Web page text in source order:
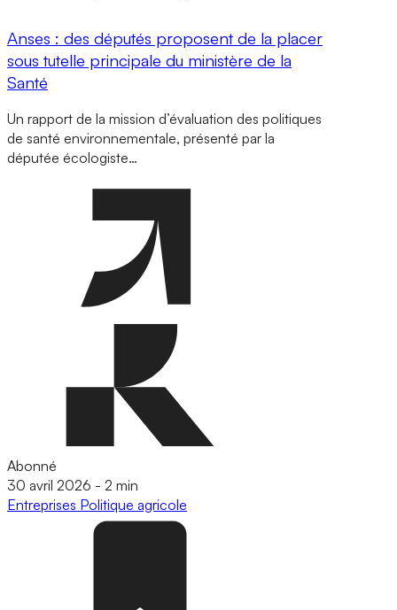
Anses : des députés proposent de la placer
sous tutelle principale du ministère de la
Santé
Un rapport de la mission d’évaluation des politiques
de santé environnementale, présenté par la
députée écologiste…
Abonné
30 avril 2026 - 2 min
Entreprises Politique agricole